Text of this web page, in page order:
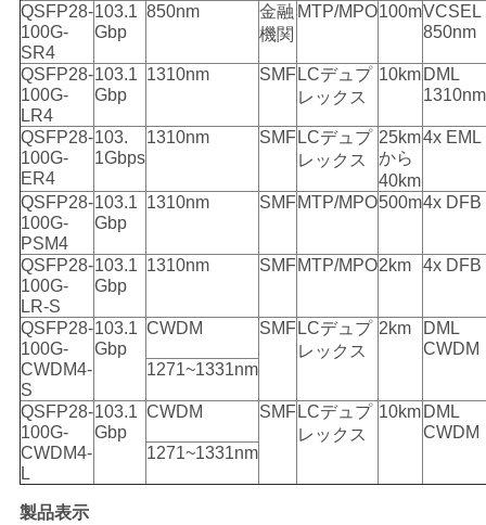
QSFP28-
100G-
SR4
103.1
Gbp
850nm
金融
機関
MTP/MPO100mVCSEL
850nm
QSFP28-
100G-
LR4
103.1
Gbp
1310nm SMF LCデュプ
レックス
10km DML
1310nm
QSFP28-
100G-
ER4
103.
1Gbps
1310nm SMF LCデュプ
レックス
25km
から
40km
4x EML
QSFP28-
100G-
PSM4
103.1
Gbp
1310nm SMF MTP/MPO500m4x DFB
QSFP28-
100G-
LR-S
103.1
Gbp
1310nm SMF MTP/MPO2km 4x DFB
QSFP28-
100G-
CWDM4-
S
103.1
Gbp
CWDM SMF LCデュプ
レックス
2km
DML
CWDM
1271~1331nm
QSFP28-
100G-
CWDM4-
L
103.1
Gbp
CWDM SMF LCデュプ
レックス
10km DML
CWDM
1271~1331nm
製品表示